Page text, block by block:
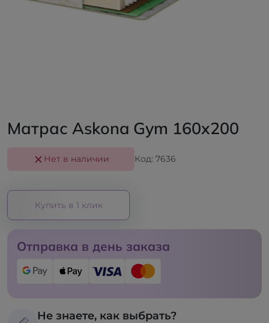
Матрас Askona Gym 160x200
Нет в наличии Код: 7636
Купить в 1 клик
Отправка в день заказа
Не знаете, как выбрать?